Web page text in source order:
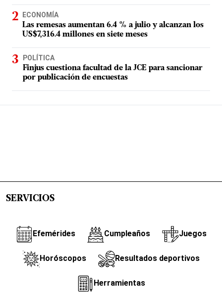
ECONOMÍA
Las remesas aumentan 6.4 % a julio y alcanzan los
US$7,316.4 millones en siete meses
POLÍTICA
Finjus cuestiona facultad de la JCE para sancionar
por publicación de encuestas
SERVICIOS
Efemérides Cumpleaños Juegos
Horóscopos Resultados deportivos
Herramientas